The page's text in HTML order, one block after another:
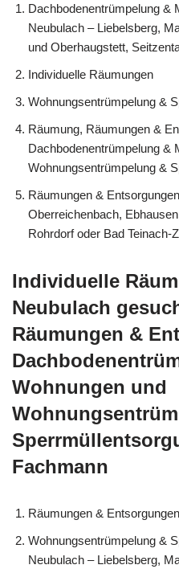
Dachbodenentrümpelung &
Neubulach – Liebelsberg,
und Oberhaugstett,
Individuelle Räumungen
Wohnungsentrümpelung &
Räumung, Räumungen &
Dachbodenentrümpelung &
Wohnungsentrümpelung &
Räumungen &
Oberreichenbach,
Rohrdorf oder Bad Teinach-
Individuelle
Neubulach
Räumungen &
Wohnungen und
Fachmann
Räumungen &
Wohnungsentrümpelung &
Neubulach – Liebelsberg,